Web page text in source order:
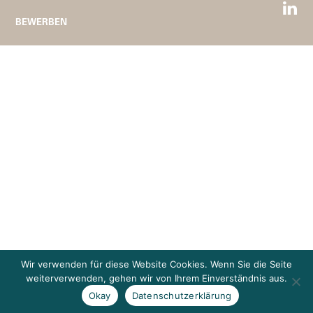
BEWERBEN
Wir verwenden für diese Website Cookies. Wenn Sie die Seite
weiterverwenden, gehen wir von Ihrem Einverständnis aus.
Okay
Datenschutzerklärung